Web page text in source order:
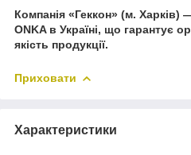
Компанія «Геккон» (м. Харків)
ONKA в Україні, що гарантує
якість продукції.
Приховати
Характеристики